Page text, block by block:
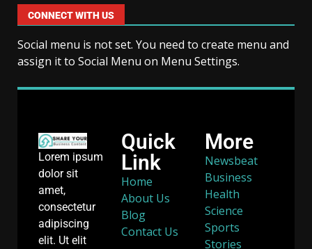
CONNECT WITH US
Social menu is not set. You need to create menu and
assign it to Social Menu on Menu Settings.
Lorem ipsum
dolor sit
amet,
consectetur
adipiscing
elit. Ut elit
Quick
Link
Home
About Us
Blog
Contact Us
More
Newsbeat
Business
Health
Science
Sports
Stories